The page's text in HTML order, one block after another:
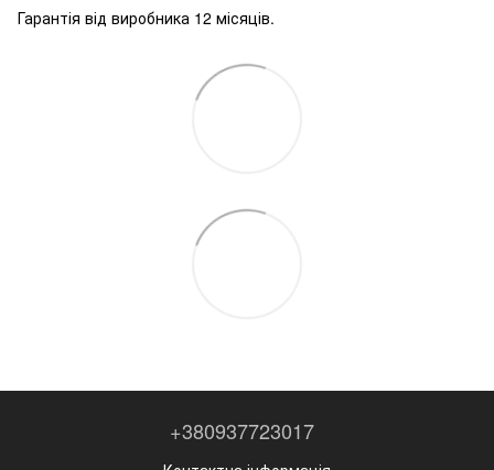
Гарантія від виробника 12 місяців.
+380937723017